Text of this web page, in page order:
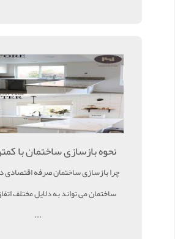
نحوه بازسازی ساختمان با
چرا بازسازی ساختمان صرفه اقتصادی
ساختمان می تواند به دلایل مختلف
...